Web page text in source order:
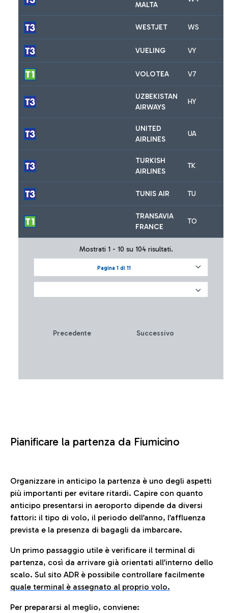
MALTA
WESTJET WS
VUELING VY
VOLOTEA V7
UZBEKISTAN
AIRWAYS
HY
UNITED
AIRLINES
UA
TURKISH
AIRLINES
TK
TUNIS AIR TU
TRANSAVIA
FRANCE
TO
Pagina 1 di 11
Mostrati 1 - 10 su 104 risultati.
Precedente Successivo
Pianificare la partenza da Fiumicino
Organizzare in anticipo la partenza è uno degli aspetti
più importanti per evitare ritardi. Capire con quanto
anticipo presentarsi in aeroporto dipende da diversi
fattori: il tipo di volo, il periodo dell’anno, l’affluenza
prevista e la presenza di bagagli da imbarcare.
Un primo passaggio utile è verificare il terminal di
partenza, così da arrivare già orientati all’interno dello
scalo. Sul sito ADR è possibile controllare facilmente
quale terminal è assegnato al proprio volo.
Per prepararsi al meglio, conviene: